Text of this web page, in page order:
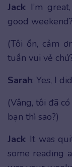
Jack: I’m
good weekend?
(Tôi ổn, cảm
tuần vui vẻ
Sarah: Yes, I
(Vâng, tôi đã
bạn thì sao?)
Jack: It was
some reading